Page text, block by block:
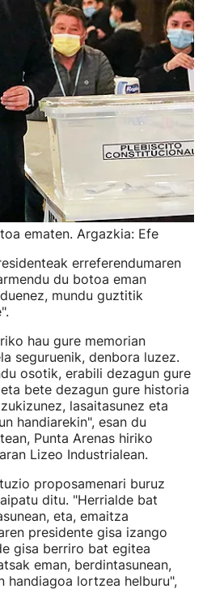
ematen. Argazkia: Efe
erreferendumaren
du botoa eman
mundu guztitik
hau gure memorian
seguruenik, denbora luzez.
osotik, erabili dezagun gure
bete dezagun gure historia
lasaitasunez eta
handiarekin", esan du
Punta Arenas hiriko
Lizeo Industrialean.
proposamenari buruz
ditu. "Herrialde bat
eta, emaitza
presidente gisa izango
gisa berriro bat egitea
eman, berdintasunean,
handiagoa lortzea helburu",